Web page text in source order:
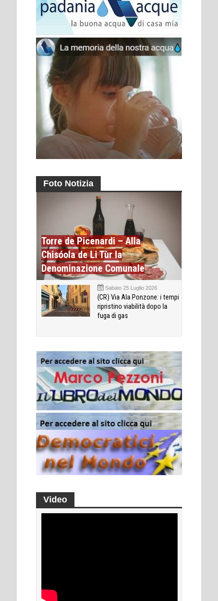
Foto Notizia
Torre de Picenardi – Alla
Chisóola de Li Tùr la
Denominazione Comunale
Sabato 25 Luglio 2026
(CR) Via Ala Ponzone: i tempi
ripristino viabilità dopo la
fuga di gas
Video